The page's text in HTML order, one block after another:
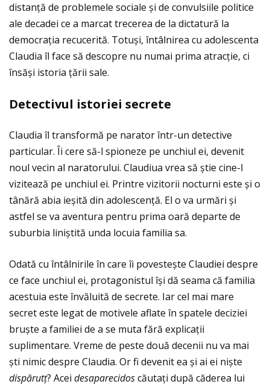
distanţă de problemele sociale și de convulsiile politice
ale decadei ce a marcat trecerea de la dictatură la
democraţia recucerită. Totuși, întâlnirea cu adolescenta
Claudia îl face să descopre nu numai prima atracţie, ci
însăși istoria ţării sale.
Detectivul istoriei secrete
Claudia îl transformă pe narator într-un detective
particular. Îi cere să-l spioneze pe unchiul ei, devenit
noul vecin al naratorului. Claudiua vrea să știe cine-l
vizitează pe unchiul ei. Printre vizitorii nocturni este și o
tânără abia ieșită din adolescenţă. El o va urmări și
astfel se va aventura pentru prima oară departe de
suburbia liniștită unda locuia familia sa.
Odată cu întâlnirile în care îi povestește Claudiei despre
ce face unchiul ei, protagonistul își dă seama că familia
acestuia este învăluită de secrete. Iar cel mai mare
secret este legat de motivele aflate în spatele deciziei
bruște a familiei de a se muta fără explicaţii
suplimentare. Vreme de peste două decenii nu va mai
ști nimic despre Claudia. Or fi devenit ea și ai ei niște
dispărutţ? Acei desaparecidoscăutaţi după căderea lui